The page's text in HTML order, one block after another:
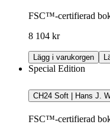
FSC™-certifierad
8 104 kr
Lägg i varukorgen
Special Edition
CH24 Soft | Hans J.
FSC™-certifierad